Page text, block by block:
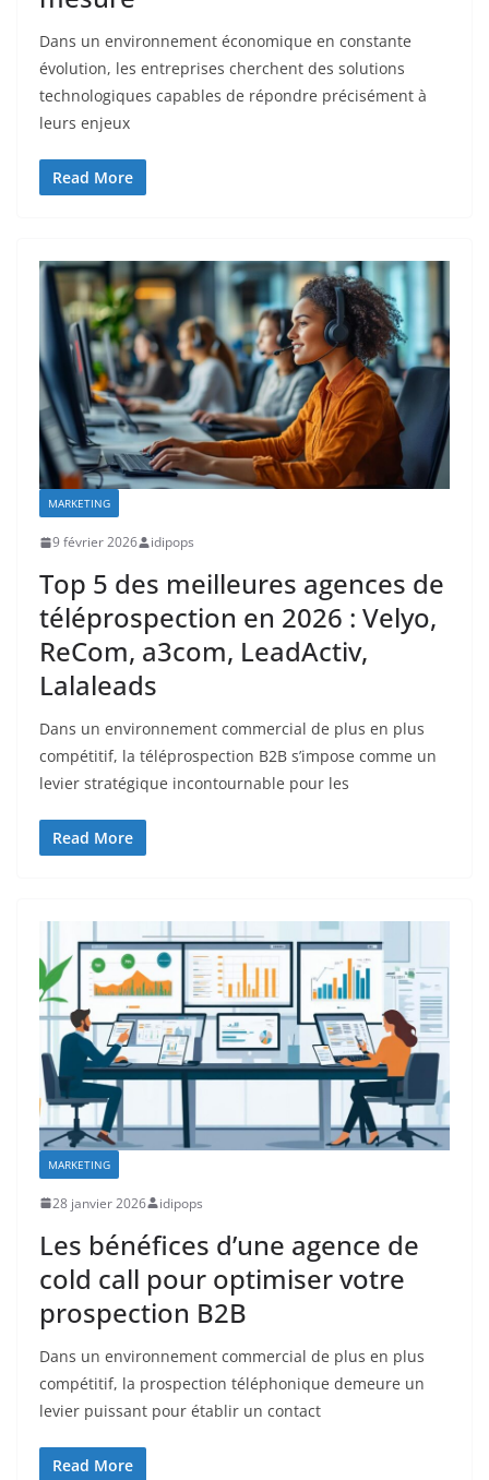
Dans un environnement économique en constante
évolution, les entreprises cherchent des solutions
technologiques capables de répondre précisément à
leurs enjeux
Read More
MARKETING
9 février 2026 idipops
Top 5 des meilleures agences de
téléprospection en 2026 : Velyo,
ReCom, a3com, LeadActiv,
Lalaleads
Dans un environnement commercial de plus en plus
compétitif, la téléprospection B2B s’impose comme un
levier stratégique incontournable pour les
Read More
MARKETING
28 janvier 2026 idipops
Les bénéfices d’une agence de
cold call pour optimiser votre
prospection B2B
Dans un environnement commercial de plus en plus
compétitif, la prospection téléphonique demeure un
levier puissant pour établir un contact
Read More